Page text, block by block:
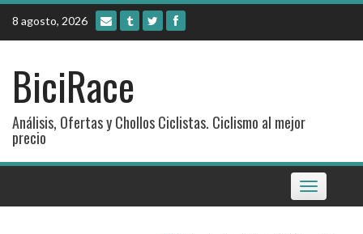
Skip
content
8 agosto, 2026
BiciRace
Análisis, Ofertas y Chollos Ciclistas. Ciclismo al mejor
precio
Toggle
navigation